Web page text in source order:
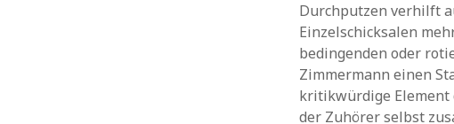
Durchputzen verhilft
Einzelschicksalen
bedingenden oder
Zimmermann einen
kritikwürdige Element
der Zuhörer selbst